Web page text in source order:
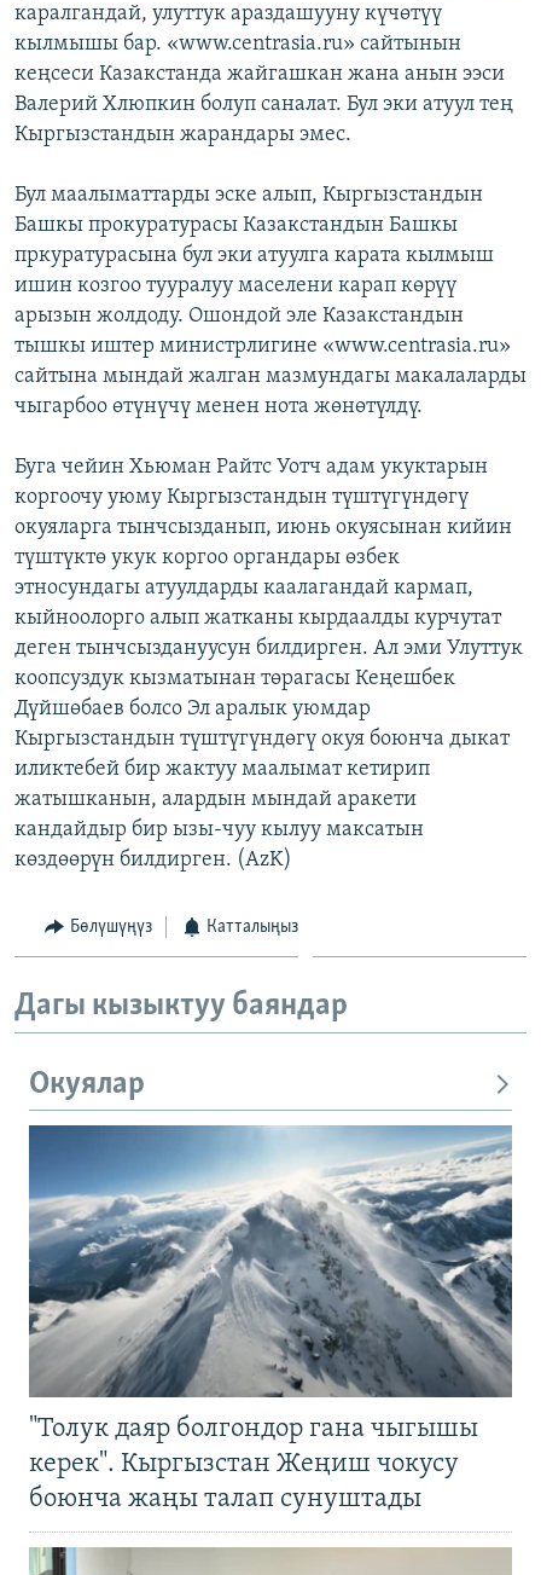
каралгандай, улуттук араздашууну күчөтүү
кылмышы бар. «www.centrasia.ru» сайтынын
кеңсеси Казакстанда жайгашкан жана анын ээси
Валерий Хлюпкин болуп саналат. Бул эки атуул тең
Кыргызстандын жарандары эмес.
Бул маалыматтарды эске алып, Кыргызстандын
Башкы прокуратурасы Казакстандын Башкы
пркуратурасына бул эки атуулга карата кылмыш
ишин козгоо тууралуу маселени карап көрүү
арызын жолдоду. Ошондой эле Казакстандын
тышкы иштер министрлигине «www.centrasia.ru»
сайтына мындай жалган мазмундагы макалаларды
чыгарбоо өтүнүчү менен нота жөнөтүлдү.
Буга чейин Хьюман Райтс Уотч адам укуктарын
коргоочу уюму Кыргызстандын түштүгүндөгү
окуяларга тынчсызданып, июнь окуясынан кийин
түштүктө укук коргоо органдары өзбек
этносундагы атуулдарды каалагандай кармап,
кыйноолорго алып жатканы кырдаалды курчутат
деген тынчсыздануусун билдирген. Ал эми Улуттук
коопсуздук кызматынан төрагасы Кеңешбек
Дүйшөбаев болсо Эл аралык уюмдар
Кыргызстандын түштүгүндөгү окуя боюнча дыкат
иликтебей бир жактуу маалымат кетирип
жатышканын, алардын мындай аракети
кандайдыр бир ызы-чуу кылуу максатын
көздөөрүн билдирген. (AzK)
Бөлүшүңүз Катталыңыз
Дагы кызыктуу баяндар
Окуялар
"Толук даяр болгондор гана чыгышы
керек". Кыргызстан Жеңиш чокусу
боюнча жаңы талап сунуштады